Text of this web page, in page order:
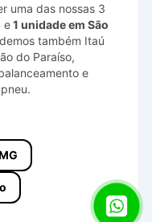
uma das nossas 3
e1 unidade em São
também Itaú
do Paraíso,
e